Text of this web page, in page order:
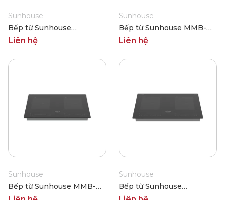
Sunhouse
Bếp từ Sunhouse
MMB9208DIH
Liên hệ
Sunhouse
Bếp từ Sunhouse MMB-
636DP
Liên hệ
Sunhouse
Bếp từ Sunhouse MMB-
363DP
Sunhouse
Bếp từ Sunhouse
MMB355ML